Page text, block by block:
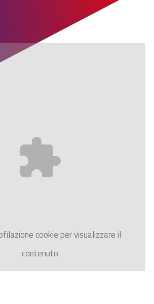
cookie per visualizzare il
contenuto.